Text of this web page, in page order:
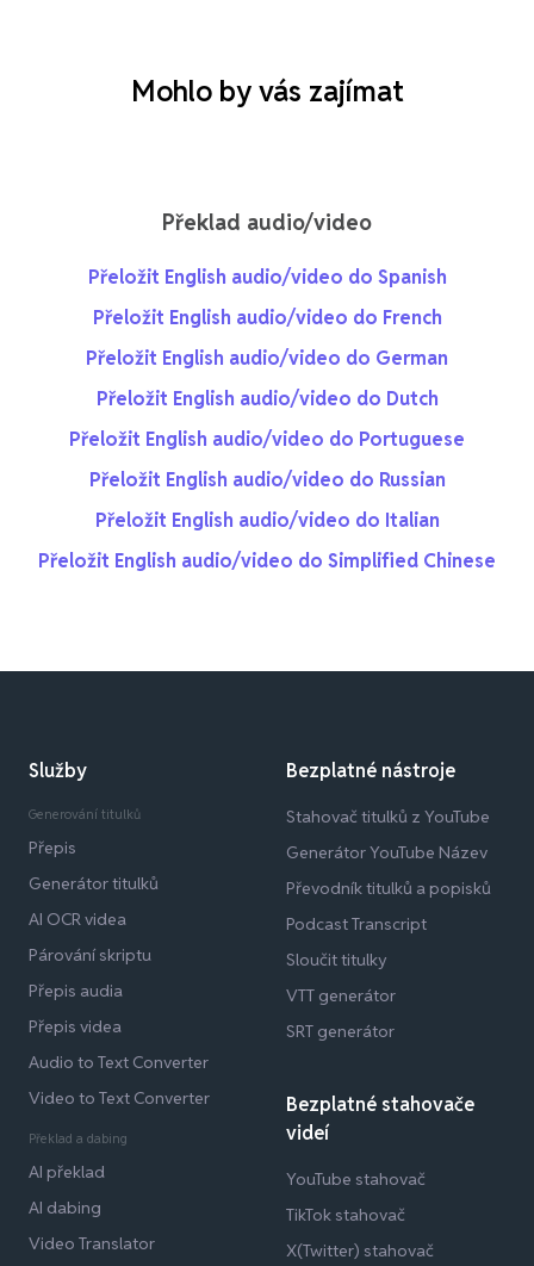
Mohlo by vás zajímat
Překlad audio/video
Přeložit English audio/video do Spanish
Přeložit English audio/video do French
Přeložit English audio/video do German
Přeložit English audio/video do Dutch
Přeložit English audio/video do Portuguese
Přeložit English audio/video do Russian
Přeložit English audio/video do Italian
Přeložit English audio/video do Simplified Chinese
Služby
Generování titulků
Přepis
Generátor titulků
AI OCR videa
Párování skriptu
Přepis audia
Přepis videa
Audio to Text Converter
Video to Text Converter
Překlad a dabing
AI překlad
AI dabing
Video Translator
Bezplatné nástroje
Stahovač titulků z YouTube
Generátor YouTube Název
Převodník titulků a popisků
Podcast Transcript
Sloučit titulky
VTT generátor
SRT generátor
Bezplatné stahovače
videí
YouTube stahovač
TikTok stahovač
X(Twitter) stahovač